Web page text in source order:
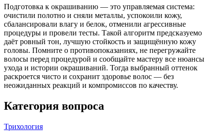
Подготовка к окрашиванию — это управляемая система:
очистили полотно и сняли металлы, успокоили кожу,
сбалансировали влагу и белок, отменили агрессивные
процедуры и провели тесты. Такой алгоритм предсказуемо
даёт ровный тон, лучшую стойкость и защищённую кожу
головы. Помните о противопоказаниях, не перегружайте
волосы перед процедурой и сообщайте мастеру все нюансы
ухода и истории окрашиваний. Тогда выбранный оттенок
раскроется чисто и сохранит здоровье волос — без
неожиданных реакций и компромиссов по качеству.
Категория вопроса
Трихология